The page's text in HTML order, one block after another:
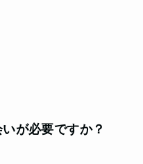
が必要ですか？